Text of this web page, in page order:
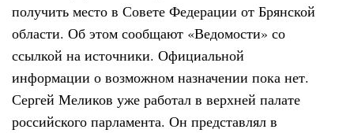
получить место в Совете Федерации от Брянской
области. Об этом сообщают «Ведомости» со
ссылкой на источники. Официальной
информации о возможном назначении пока нет.
Сергей Меликов уже работал в верхней палате
российского парламента. Он представлял в